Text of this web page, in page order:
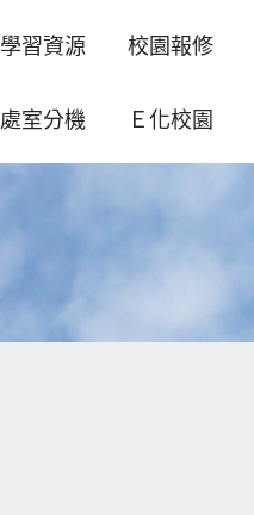
學習資源 校園報修
處室分機 Ｅ化校園